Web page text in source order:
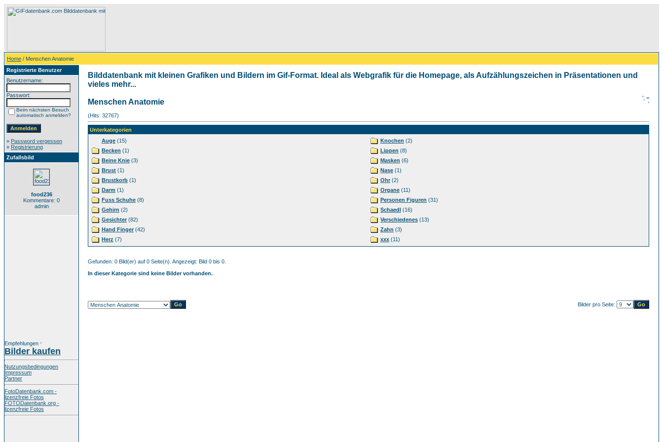
Home / Menschen Anatomie
Registrierte Benutzer
Benutzername:
Passwort:
Beim nächsten Besuch
automatisch anmelden?
» Password vergessen
» Registrierung
Zufallsbild
food236
Kommentare: 0
admin
Empfehlungen *
Bilder kaufen
Nutzungsbedingungen
Impressum
Partner
FotoDatenbank.com -
lizenzfreie Fotos
FOTODatenbank.org -
lizenzfreie Fotos
Bilddatenbank mit kleinen Grafiken und Bildern im Gif-Format. Ideal als Webgrafik für die Homepage, als Aufzählungszeichen in Präsentationen und
vieles mehr...
Menschen Anatomie
'; =
'
(Hits: 32767)
Unterkategorien
Auge (15)
Becken (1)
Beine Knie (3)
Brust (1)
Brustkorb (1)
Darm (1)
Fuss Schuhe (8)
Gehirn (2)
Gesichter(82)
Hand Finger(42)
Herz (7)
Knochen (2)
Lippen (8)
Masken (6)
Nase (1)
Ohr(2)
Organe (11)
Personen Figuren (31)
Schaedl (16)
Verschiedenes (13)
Zahn (3)
xxx (11)
Gefunden: 0 Bild(er) auf 0 Seite(n). Angezeigt: Bild 0 bis 0.
In dieser Kategorie sind keine Bilder vorhanden.
Bilder pro Seite: